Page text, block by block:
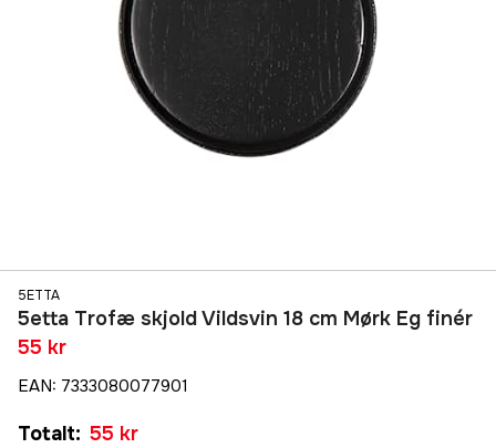
5ETTA
5etta Trofæ skjold Vildsvin 18 cm Mørk Eg finér
55 kr
EAN: 7333080077901
Totalt: 55 kr